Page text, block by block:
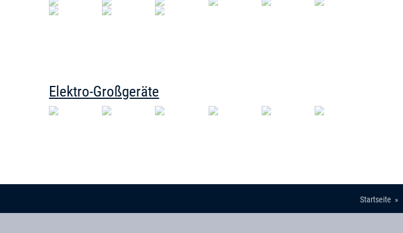
Elektro-Großgeräte
Startseite